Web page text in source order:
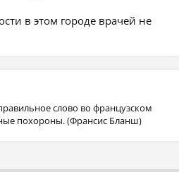
в этом городе врачей не
слово во французском
похороны. (Франсис Бланш)